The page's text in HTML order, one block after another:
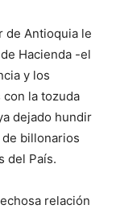
de Antioquia le
Hacienda -el
y los
la tozuda
dejado hundir
billonarios
del País.
relación